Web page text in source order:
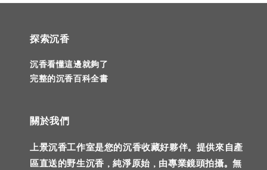
探索沉香
沉香看懂這邊就夠了
完整的沉香百科全書
關於我們
上景沉香工作室是您的沉香收藏好夥伴。提供來自產
區直送的野生沉香，純淨原始，由專業鏡頭拍攝。無